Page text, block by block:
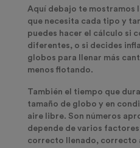
Aquí debajo te mostramos
que necesita cada tipo y
puedes hacer el cálculo si
diferentes, o si decides
globos para llenar más
menos flotando.
También el tiempo que
tamaño de globo y en
aire libre. Son números
depende de varios
correcto llenado, correcto